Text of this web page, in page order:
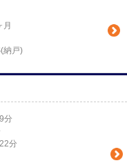
月
納戸)
分
分